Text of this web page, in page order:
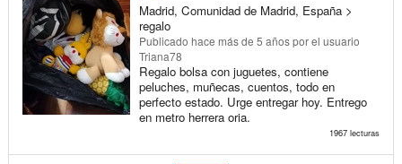
Madrid, Comunidad de Madrid, España >
regalo
Publicado hace más de 5 añospor el usuario
Triana78
Regalo bolsa con juguetes, contiene
peluches, muñecas, cuentos, todo en
perfecto estado. Urge entregar hoy. Entrego
en metro herrera oria.
1967 lecturas